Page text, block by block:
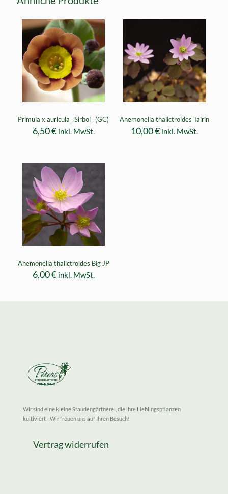
Primula x auricula ‚ Sirbol ‚ (GC)
6,50€ inkl. MwSt.
Anemonella thalictroides Tairin
10,00€ inkl. MwSt.
Anemonella thalictroides Big JP
6,00€ inkl. MwSt.
Wir sind eine kleine Staudengärtnerei, die ihre Lieblingspflanzen
kultiviert - Wir freuen uns auf Ihren Besuch!
Vertrag widerrufen